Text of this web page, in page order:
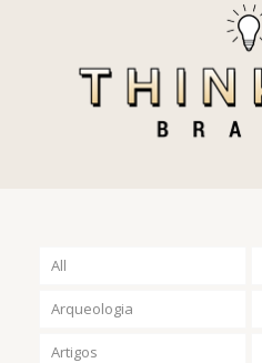
All
Arqueologia
Artigos